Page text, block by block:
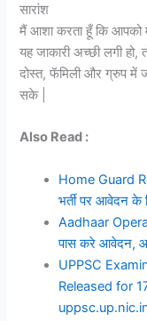
सारांश
मैं आशा करता हूँ कि आपको
यह जाकारी अच्छी लगी
दोस्त, फॅमिली और ग्रुप में
सके |
Also Read :
Home Guard
भर्ती पर आवेदन के
Aadhaar
पास करे आवेदन,
UPPSC
Released for